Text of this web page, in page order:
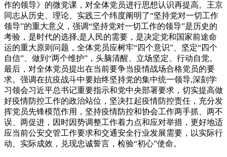
作的领导》的微党课，对全体党员进行思想认识再提高。王京
同志从历史、理论、实践三个纬度阐明了“坚持党对一切工作
领导”的重大意义，强调“坚持党对一切工作的领导”是历史的
考验，是时代的选择,是人民的需要，是决定党和国家前途命
运的重大原则问题，全体党员应树牢“四个意识”、坚定“四个
自信”、做到“两个维护”，头脑清醒、立场坚定、行动自觉。
最后，对全体党员提出在当前要争当疫情战场合格党员的要
求。强调在抗疫战斗中要始终坚持党的集中统一领导,深刻学
习领会习近平总书记重要指示和党中央部署要求，切实提高做
好疫情防控工作的政治站位，坚决扛起疫情防控责任，充分发
挥党员先锋模范作用，坚持疫情防控和协会工作两手抓、两不
误、两促进，因时因势调整工作着力点和应对举措，更好地适
应当前公安交管工作要求和交通安全行业发展需要，以实际行
动、实际成效，兑现忠诚誓言，检验“初心”使命。